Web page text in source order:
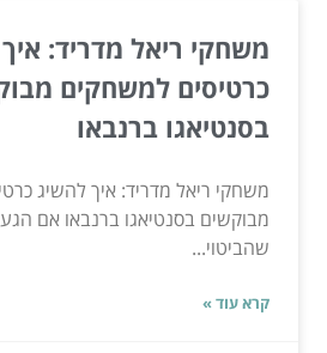
משחקי ריאל מדריד:
כרטיסים למשחקים
בסנטיאגו ברנבאו
משחקי ריאל מדריד: איך להשיג
מבוקשים בסנטיאגו ברנבאו אם
שהביטוי...
קרא עוד »